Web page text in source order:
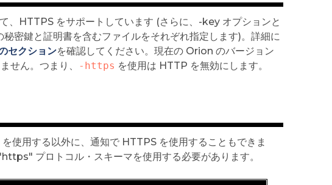
、HTTPS をサポートしています (さらに、-key オプションと
密鍵と証明書を含むファイルをそれぞれ指定します)。詳細に
セクションを確認してください。現在の Orion のバージョン
せん。つまり、
-https を使用は HTTP を無効にします。
使用する以外に、通知で HTTPS を使用することもできま
プロトコル・スキーマを使用する必要があります。